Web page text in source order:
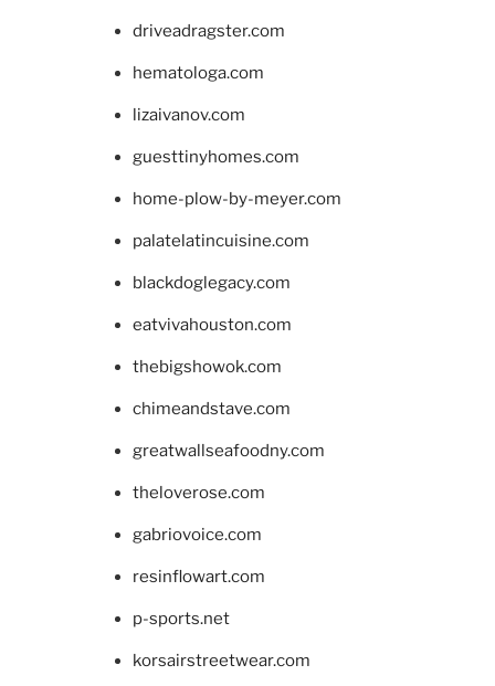
driveadragster.com
hematologa.com
lizaivanov.com
guesttinyhomes.com
home-plow-by-meyer.com
palatelatincuisine.com
blackdoglegacy.com
eatvivahouston.com
thebigshowok.com
chimeandstave.com
greatwallseafoodny.com
theloverose.com
gabriovoice.com
resinflowart.com
p-sports.net
korsairstreetwear.com